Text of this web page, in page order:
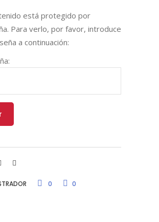
está protegido por
Para verlo, por favor, introduce
a continuación:
0 0